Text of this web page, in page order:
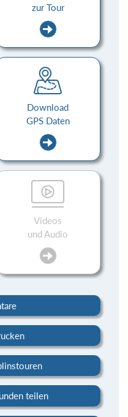
zur Tour
Download
GPS Daten
Videos
und Audio
teilen